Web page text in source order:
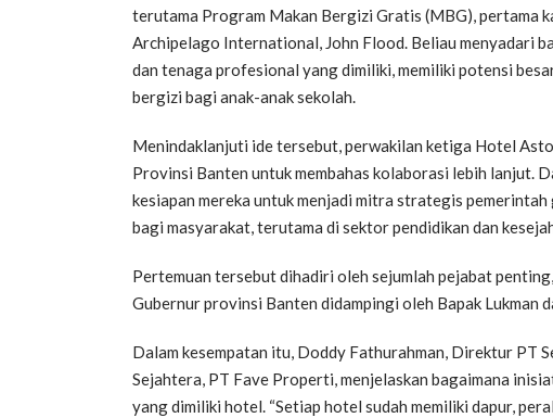
terutama Program Makan Bergizi Gratis (MBG), pertama
Archipelago International, John Flood. Beliau menyadari
dan tenaga profesional yang dimiliki, memiliki potensi
bergizi bagi anak-anak sekolah.
Menindaklanjuti ide tersebut, perwakilan ketiga Hotel
Provinsi Banten untuk membahas kolaborasi lebih lanjut.
kesiapan mereka untuk menjadi mitra strategis
bagi masyarakat, terutama di sektor pendidikan dan
Pertemuan tersebut dihadiri oleh sejumlah pejabat
Gubernur provinsi Banten didampingi oleh Bapak Lukman
Dalam kesempatan itu, Doddy Fathurahman, Direktur PT
Sejahtera, PT Fave Properti, menjelaskan bagaimana
yang dimiliki hotel. “Setiap hotel sudah memiliki dapur,